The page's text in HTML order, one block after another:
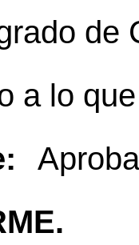
de
a lo